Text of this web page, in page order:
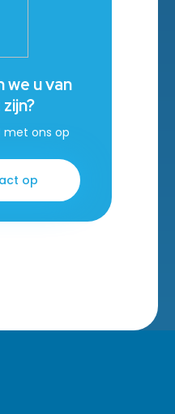
we u van
ons op
op